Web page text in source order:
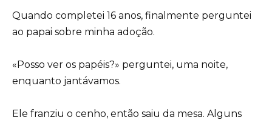
Quando completei 16 anos, finalmente perguntei
ao papai sobre minha adoção.
«Posso ver os papéis?» perguntei, uma noite,
enquanto jantávamos.
Ele franziu o cenho, então saiu da mesa. Alguns